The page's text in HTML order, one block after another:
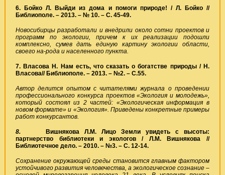
6. Бойко Л. Выйди из дома и помоги природе! / Л. Бойко //
Библиополе. – 2013. – № 10. – С. 45-49.
Новосибирцы разработали и внедрили около сотни проектов и
программ по экологии, причем к их реализации подошли
комплексно, сумев дать единую картину экологии области,
своего на-рода и населенного пункта.
7. Власова Н. Нам есть, что сказать о богатстве природы / Н.
Власова// Библиополе. – 2013. – №2. – С.55.
Автор делится опытом с читателями журнала о проведении
профессионального конкурса проектов «Экология и молодежь»,
который состоял из 2 частей: «Экологическая информация в
новом формате» и «Экология». Приведены конкретные примеры
работ конкурсантов.
8.
Вишнякова Л.М. Лицо Земли увидеть с высоты:
партнерство библиотеки и экологов / Л.М. Вишнякова //
Библиотечное дело. – 2010. – №3. – С. 12-14.
Сохранение окружающей среды становится главным фактором
устойчивого развития человечества, а экологическое сознание –